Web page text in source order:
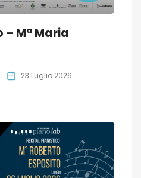
Mª Maria
23 Luglio 2026